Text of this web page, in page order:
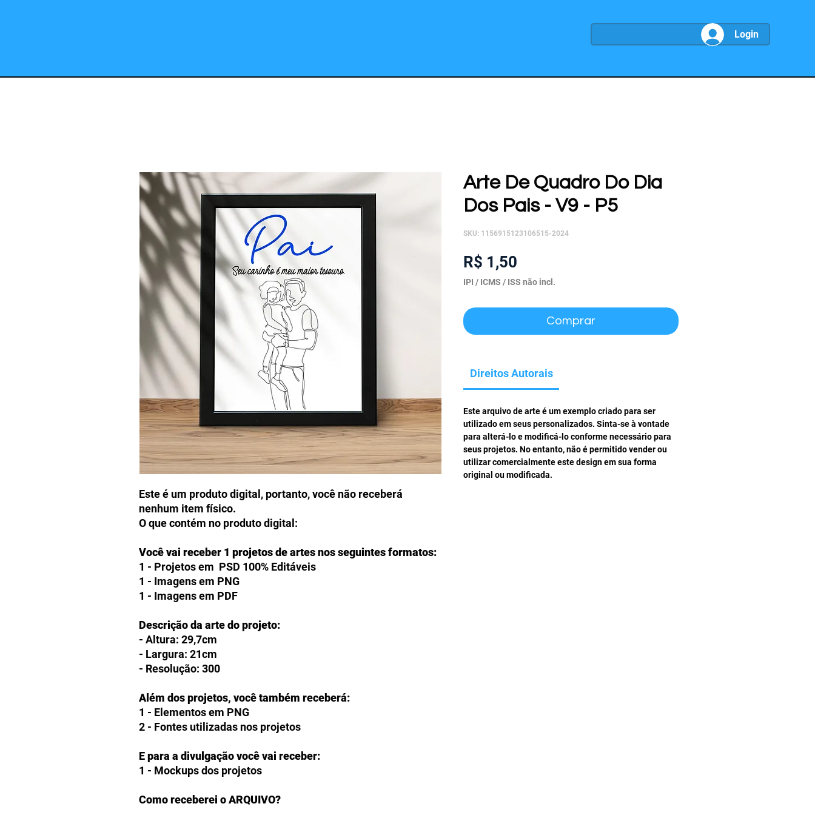
Login
Este é um produto digital, portanto, você não receberá
nenhum item físico.
O que contém no produto digital:
Você vai receber 1 projetos de artes nos seguintes formatos:
1 - Projetos em PSD 100% Editáveis
1 - Imagens em PNG
1 - Imagens em PDF
Descrição da arte do projeto:
- Altura: 29,7cm
- Largura: 21cm
- Resolução: 300
Além dos projetos, você também receberá:
1 - Elementos em PNG
2 - Fontes utilizadas nos projetos
E para a divulgação você vai receber:
1 - Mockups dos projetos
Como receberei o ARQUIVO?
Arte De Quadro Do Dia
Dos Pais - V9 - P5
SKU: 1156915123106515-2024
R$ 1,50
IPI / ICMS / ISS não incl.
Comprar
Direitos Autorais
Este arquivo de arte é um exemplo criado para ser
utilizado em seus personalizados. Sinta-se à vontade
para alterá-lo e modificá-lo conforme necessário para
seus projetos. No entanto, não é permitido vender ou
utilizar comercialmente este design em sua forma
original ou modificada.